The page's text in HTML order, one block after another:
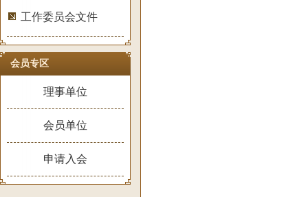
工作委员会文件
会员专区
理事单位
会员单位
申请入会